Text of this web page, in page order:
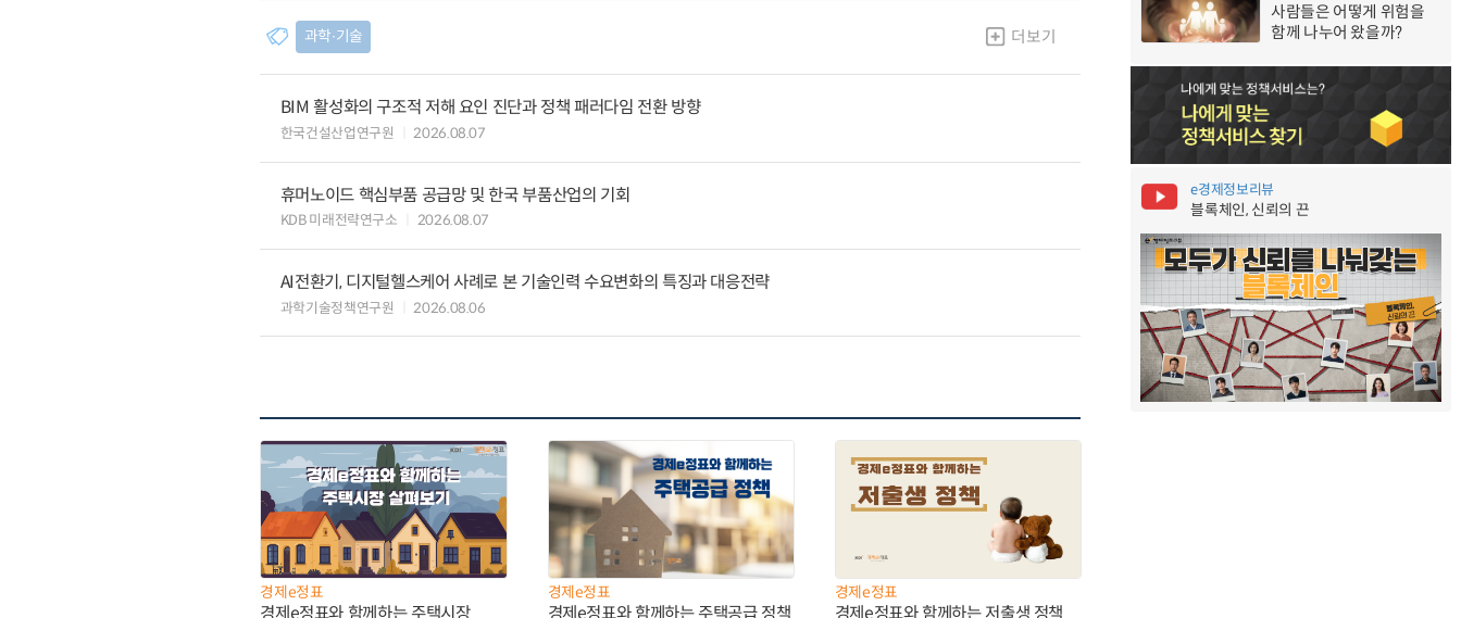
과학∙기술 더보기
BIM 활성화의 구조적 저해 요인 진단과 정책 패러다임 전환 방향
한국건설산업연구원 2026.08.07
휴머노이드 핵심부품 공급망 및 한국 부품산업의 기회
KDB 미래전략연구소 2026.08.07
AI전환기, 디지털헬스케어 사례로 본 기술인력 수요변화의 특징과 대응전략
과학기술정책연구원 2026.08.06
경제e정표
경제e정표와 함께하는 주택시장
경제e정표
경제e정표와 함께하는 주택공급 정책
경제e정표
경제e정표와 함께하는 저출생 정책
사람들은 어떻게 위험을
함께 나누어 왔을까?
e경제정보리뷰
블록체인, 신뢰의 끈